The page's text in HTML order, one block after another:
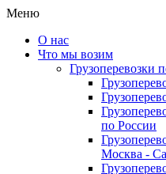
Меню
О нас
Что мы возим
Грузоперевозки
по России
Москва -